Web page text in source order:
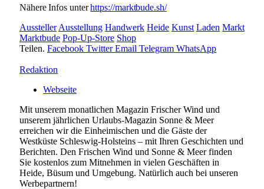
Nähere Infos unterhttps://marktbude.sh/
Aussteller Ausstellung Handwerk Heide Kunst Laden Markt
Marktbude Pop-Up-Store Shop
Teilen. Facebook Twitter Email Telegram WhatsApp
Redaktion
Webseite
Mit unserem monatlichen Magazin Frischer Wind und
unserem jährlichen Urlaubs-Magazin Sonne & Meer
erreichen wir die Einheimischen und die Gäste der
Westküste Schleswig-Holsteins – mit Ihren Geschichten und
Berichten. Den Frischen Wind und Sonne & Meer finden
Sie kostenlos zum Mitnehmen in vielen Geschäften in
Heide, Büsum und Umgebung. Natürlich auch bei unseren
Werbepartnern!